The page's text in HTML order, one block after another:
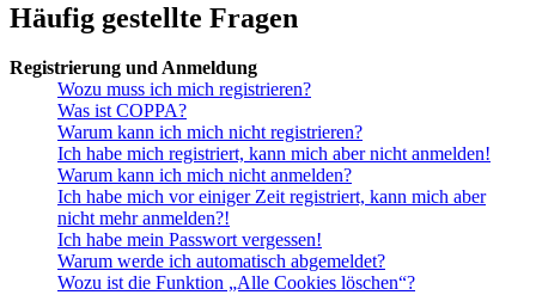
Häufig gestellte Fragen
Registrierung und Anmeldung
Wozu muss ich mich registrieren?
Was ist COPPA?
Warum kann ich mich nicht registrieren?
Ich habe mich registriert, kann mich aber nicht anmelden!
Warum kann ich mich nicht anmelden?
Ich habe mich vor einiger Zeit registriert, kann mich aber
nicht mehr anmelden?!
Ich habe mein Passwort vergessen!
Warum werde ich automatisch abgemeldet?
Wozu ist die Funktion „Alle Cookies löschen“?